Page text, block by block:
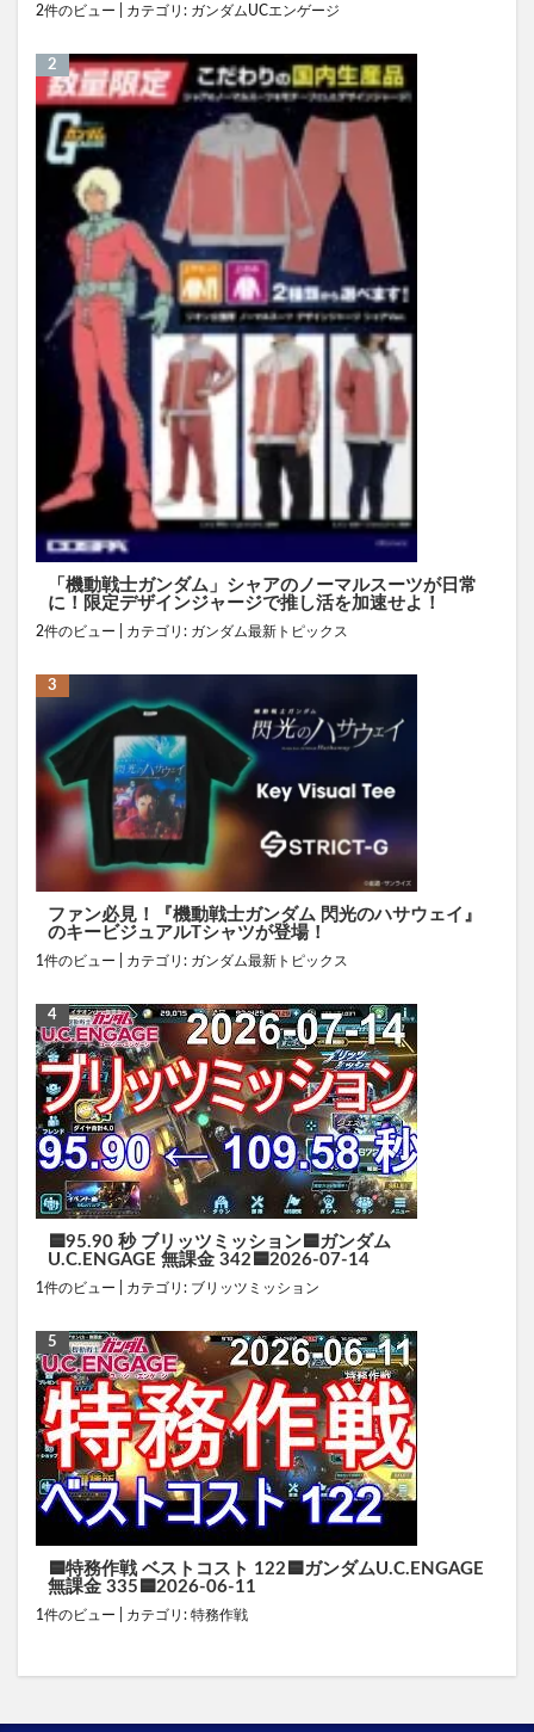
2件のビュー カテゴリ: ガンダムUCエンゲージ
「機動戦士ガンダム」シャアのノーマルスーツが日常
に！限定デザインジャージで推し活を加速せよ！
2件のビュー カテゴリ: ガンダム最新トピックス
ファン必見！『機動戦士ガンダム 閃光のハサウェイ』
のキービジュアルTシャツが登場！
1件のビュー カテゴリ: ガンダム最新トピックス
🟦95.90 秒 ブリッツミッション🟦ガンダム
U.C.ENGAGE 無課金 342🟦2026-07-14
1件のビュー カテゴリ: ブリッツミッション
🟦特務作戦 ベストコスト 122🟦ガンダムU.C.ENGAGE
無課金 335🟦2026-06-11
1件のビュー カテゴリ: 特務作戦